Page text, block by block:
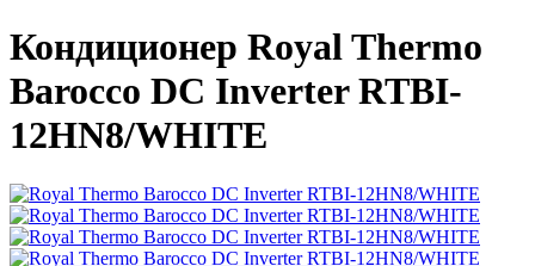
Кондиционер Royal Thermo
Barocco DC Inverter RTBI-
12HN8/WHITE